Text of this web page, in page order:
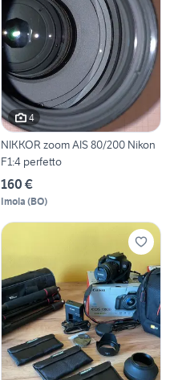
4
NIKKOR zoom AIS 80/200 Nikon
F1:4 perfetto
160 €
Imola (BO)